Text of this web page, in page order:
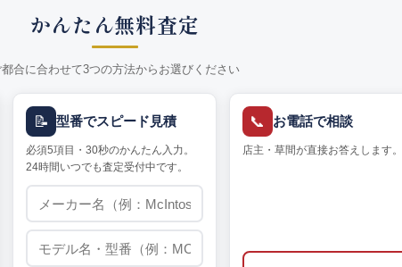
かんたん無料査定
都合に合わせて3つの方法からお選びください
📝 型番でスピード見積
必須5項目・30秒のかんたん入力。
24時間いつでも査定受付中です。
📞 お電話で相談
店主・草間が直接お答えします。